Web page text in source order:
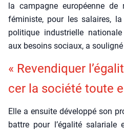
la cam­pagne euro­péenne
fémi­niste, pour les salaires,
poli­tique indus­trielle
aux besoins sociaux, a
« Reven­di­quer
cer la socié­té toute
Elle a ensuite déve­lop­pé son
battre pour l’égalité sala­riale